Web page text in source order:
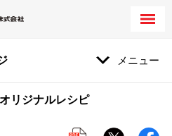
メニュー
リジナルレシピ